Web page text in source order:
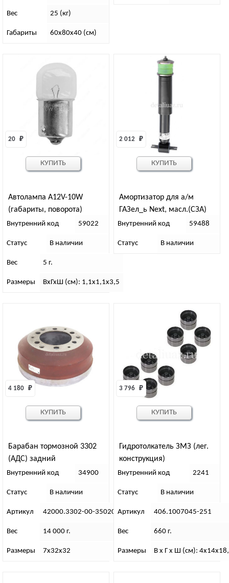
Вес 25 (кг)
Габариты 60х80х40 (см)
Автолампа А12V-10W
(габариты, поворота)
20 ₽
Внутренний код 59022
Статус В наличии
Вес 5 г.
Размеры ВхГхШ (см): 1,1х1,1х3,5
КУПИТЬ
Амортизатор для а/м
ГАЗел_ь Next, масл.(СЗА)
2 012 ₽
Внутренний код 59488
Статус В наличии
КУПИТЬ
Барабан тормозной 3302
(АДС) задний
4 180 ₽
Внутренний код 34900
Статус В наличии
Артикул 42000.3302-00-3502070-00
Вес 14 000 г.
Размеры 7х32х32
КУПИТЬ
Гидротолкатель ЗМЗ (лег.
конструкция)
3 796 ₽
Внутренний код 2241
Статус В наличии
Артикул 406.1007045-251
Вес 660 г.
Размеры В х Г х Ш (см):
КУПИТЬ